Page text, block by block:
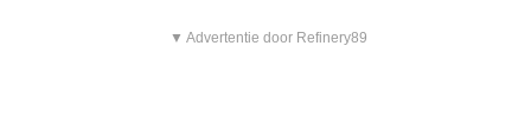
▼ Advertentie door Refinery89